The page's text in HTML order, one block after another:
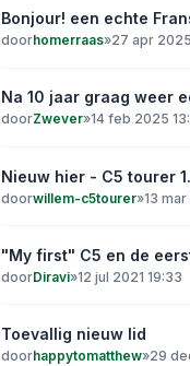
Bonjour! een echte
doorhomerraas»27 apr
Na 10 jaar graag weer
doorZwever»14 feb 2025
Nieuw hier - C5 tourer
doorwillem-c5tourer»13 mar
"My first" C5 en de
doorDiravi»12 jul 2021 19:33
Toevallig nieuw lid
doorhappytomatthew»29